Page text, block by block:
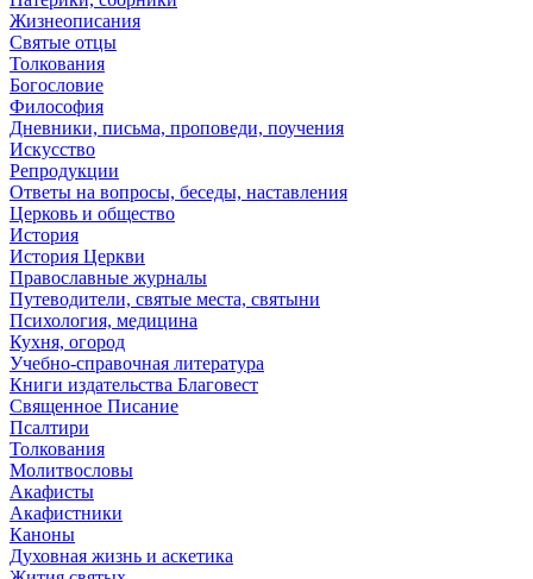
Жизнеописания
Святые отцы
Толкования
Богословие
Философия
Дневники, письма, проповеди, поучения
Искусство
Репродукции
Ответы на вопросы, беседы, наставления
Церковь и общество
История
История Церкви
Православные журналы
Путеводители, святые места, святыни
Психология, медицина
Кухня, огород
Учебно-справочная литература
Книги издательства Благовест
Священное Писание
Псалтири
Толкования
Молитвословы
Акафисты
Акафистники
Каноны
Духовная жизнь и аскетика